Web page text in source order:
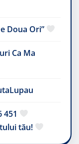
Doua Ori”
Ca Ma
451
tău!